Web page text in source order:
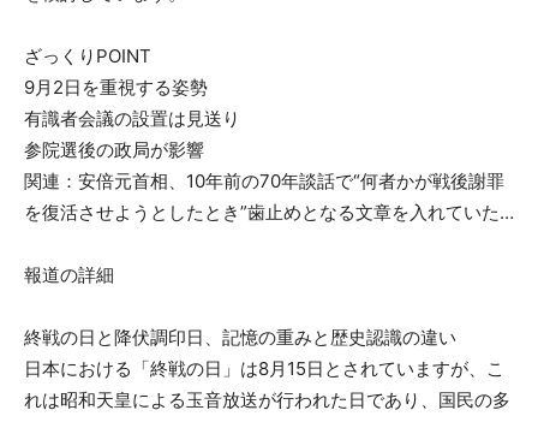
ざっくりPOINT
9月2日を重視する姿勢
有識者会議の設置は見送り
参院選後の政局が影響
関連：安倍元首相、10年前の70年談話で“何者かが戦後謝罪
を復活させようとしたとき”歯止めとなる文章を入れていた…
報道の詳細
終戦の日と降伏調印日、記憶の重みと歴史認識の違い
日本における「終戦の日」は8月15日とされていますが、こ
れは昭和天皇による玉音放送が行われた日であり、国民の多